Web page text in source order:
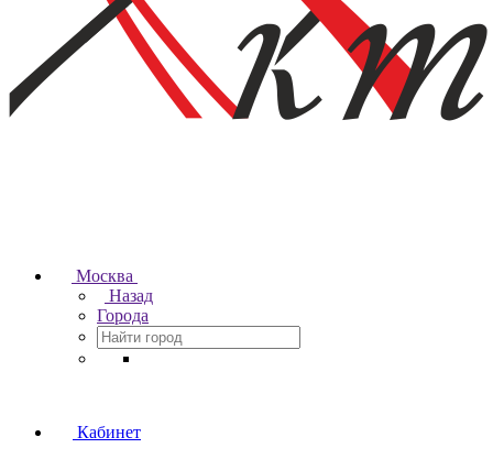
Москва
Назад
Города
Кабинет